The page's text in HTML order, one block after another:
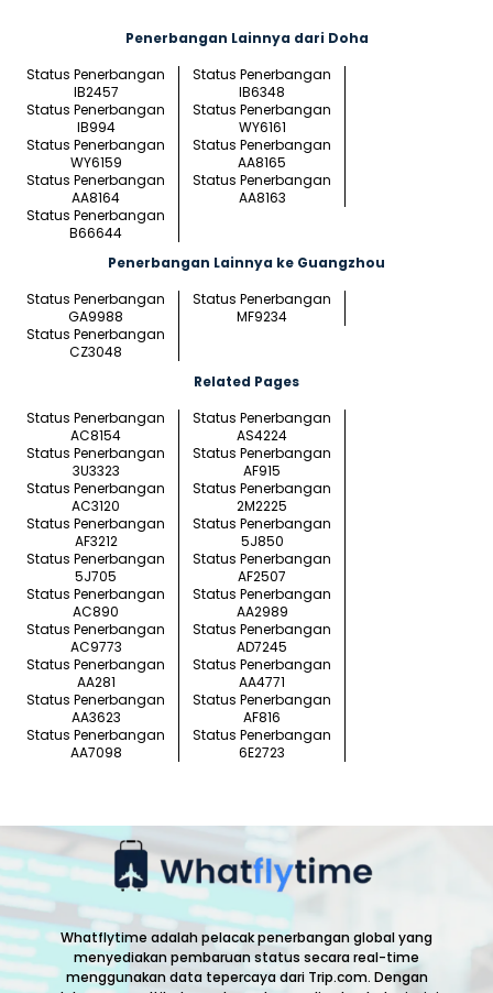
Penerbangan Lainnya dari Doha
Status Penerbangan
IB2457
Status Penerbangan
IB6348
Status Penerbangan
IB994
Status Penerbangan
WY6161
Status Penerbangan
WY6159
Status Penerbangan
AA8165
Status Penerbangan
AA8164
Status Penerbangan
AA8163
Status Penerbangan
B66644
Penerbangan Lainnya ke Guangzhou
Status Penerbangan
GA9988
Status Penerbangan
MF9234
Status Penerbangan
CZ3048
Related Pages
Status Penerbangan
AC8154
Status Penerbangan
AS4224
Status Penerbangan
3U3323
Status Penerbangan
AF915
Status Penerbangan
AC3120
Status Penerbangan
2M2225
Status Penerbangan
AF3212
Status Penerbangan
5J850
Status Penerbangan
5J705
Status Penerbangan
AF2507
Status Penerbangan
AC890
Status Penerbangan
AA2989
Status Penerbangan
AC9773
Status Penerbangan
AD7245
Status Penerbangan
AA281
Status Penerbangan
AA4771
Status Penerbangan
AA3623
Status Penerbangan
AF816
Status Penerbangan
AA7098
Status Penerbangan
6E2723
Whatflytime adalah pelacak penerbangan global yang
menyediakan pembaruan status secara real-time
menggunakan data tepercaya dari Trip.com. Dengan